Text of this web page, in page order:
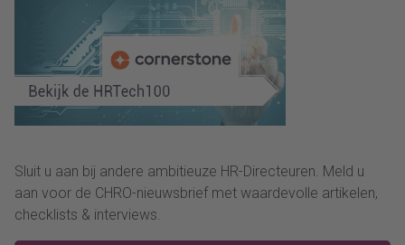
Sluit u aan bij andere ambitieuze HR-Directeuren. Meld u
aan voor de CHRO-nieuwsbrief met waardevolle artikelen,
checklists & interviews.